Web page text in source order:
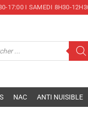
17:00 I SAMEDI 8H30-
NAC ANTI NUISIBLE